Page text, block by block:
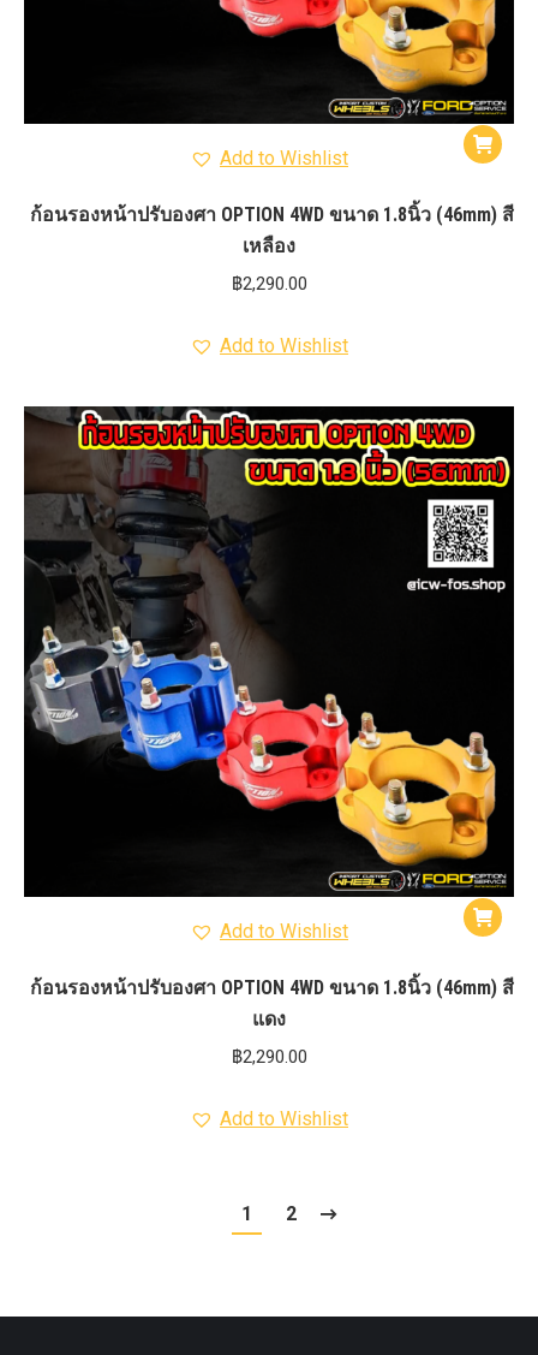
Add to Wishlist
ก้อนรองหน้าปรับองศา OPTION 4WD ขนาด 1.8นิ้ว (46mm) สี
เหลือง
฿2,290.00
Add to Wishlist
Add to Wishlist
ก้อนรองหน้าปรับองศา OPTION 4WD ขนาด 1.8นิ้ว (46mm) สี
แดง
฿2,290.00
Add to Wishlist
1 2